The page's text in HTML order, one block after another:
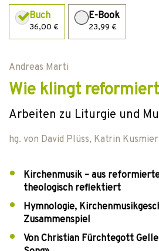
Buch
36,00 €
E-Book
23,99 €
Andreas Marti
Wie klingt
Arbeiten zu Liturgie und
hg. von David Plüss, Katrin
Kirchenmusik – aus
theologisch reflektiert
Hymnologie,
Zusammenspiel
Von Christian Fürchtegott